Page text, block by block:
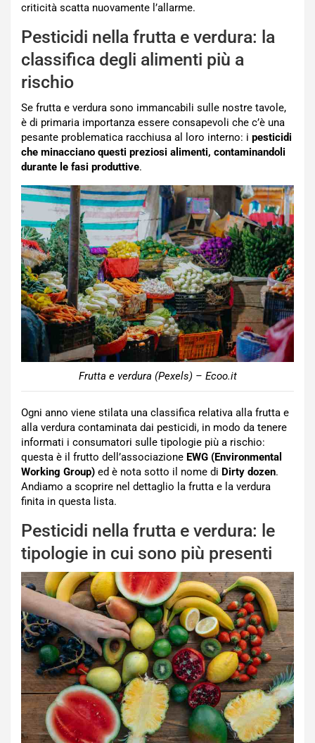
criticità scatta nuovamente l’allarme.
Pesticidi nella frutta e verdura: la
classifica degli alimenti più a
rischio
Se frutta e verdura sono immancabili sulle nostre tavole,
è di primaria importanza essere consapevoli che c’è una
pesante problematica racchiusa al loro interno: i pesticidi
che minacciano questi preziosi alimenti, contaminandoli
durante le fasi produttive.
Frutta e verdura (Pexels) – Ecoo.it
Ogni anno viene stilata una classifica relativa alla frutta e
alla verdura contaminata dai pesticidi, in modo da tenere
informati i consumatori sulle tipologie più a rischio:
questa è il frutto dell’associazione EWG (Environmental
Working Group) ed è nota sotto il nome di Dirty dozen.
Andiamo a scoprire nel dettaglio la frutta e la verdura
finita in questa lista.
Pesticidi nella frutta e verdura: le
tipologie in cui sono più presenti